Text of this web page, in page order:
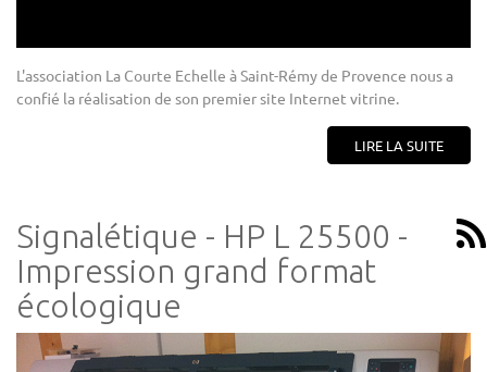
L'association La Courte Echelle à Saint-Rémy de Provence nous a
confié la réalisation de son premier site Internet vitrine.
LIRE LA SUITE
Signalétique - HP L 25500 -
Impression grand format
écologique